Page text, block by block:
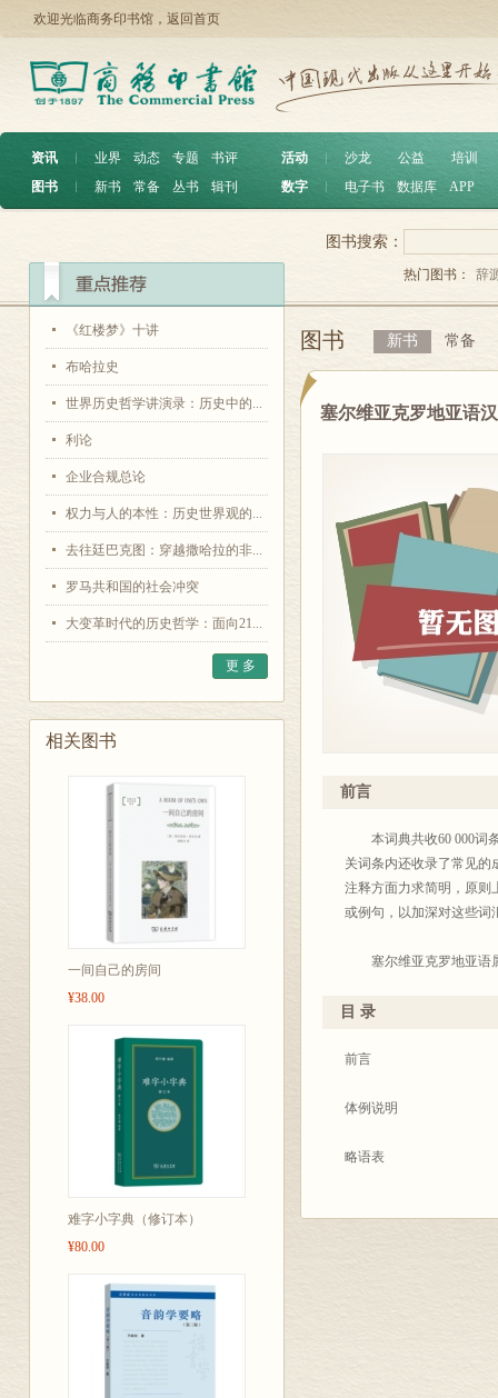
欢迎光临商务印书馆， 返回首页
资讯 ︱ 业界 动态 专题
书评
图书
︱ 新书 常备 丛书 辑刊
活动 沙龙 公益
培训
数字
电子书 数据库 APP
《红楼梦》十讲
布哈拉史
世界历史哲学讲演录：历史中的...
利论
企业合规总论
权力与人的本性：历史世界观的...
去往廷巴克图：穿越撒哈拉的非...
罗马共和国的社会冲突
大变革时代的历史哲学：面向21...
更 多
相关图书
一间自己的房间
¥38.00
难字小字典（修订本）
¥80.00
图书搜索：
热门图书： 辞
图书 新书 常备
塞尔维亚克罗地亚语
前言
本词典共收60 000词条
关词条内还收录了常见的
注释方面力求简明，原则
或例句，以加深对这些词
塞尔维亚克罗地亚语属
言：“什托”(<SPAN
SA">&#353;</SPAN>to)
language: ZH-CN; mso-
主。塞尔维亚克罗地亚语
目 录
前言
体例说明
略语表